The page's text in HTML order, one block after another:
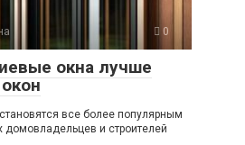
0
окна лучше
все более популярным
и строителей